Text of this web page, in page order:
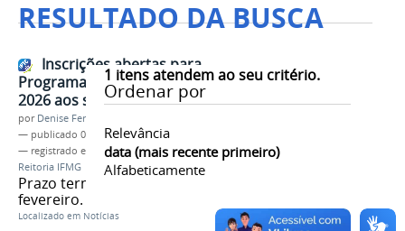
RESULTADO DA BUSCA
1 itens atendem ao seu critério.
Ordenar por
Relevância
data (mais recente primeiro)
Alfabeticamente
Inscrições abertas para
Programa de Apoio Financeiro
2026 aos servidores da Reitoria
por Denise Ferreira dos Santos
— publicado 05/02/2026
— registrado em:
Apoio Financeiro,Servidores,
Reitoria IFMG
Prazo termina no dia 20 de
fevereiro.
Localizado em Notícias